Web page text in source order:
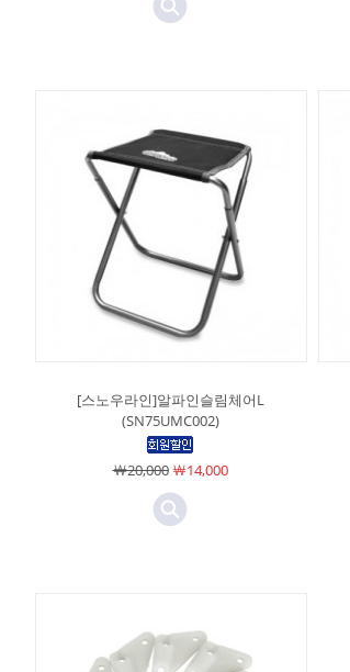
[스노우라인]알파인슬림체어L
(SN75UMC002)
￦20,000￦14,000